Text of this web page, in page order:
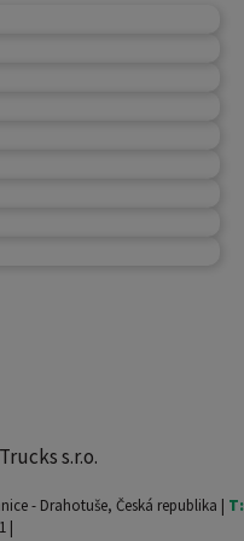
- Drahotuše, Česká republika | T:
|